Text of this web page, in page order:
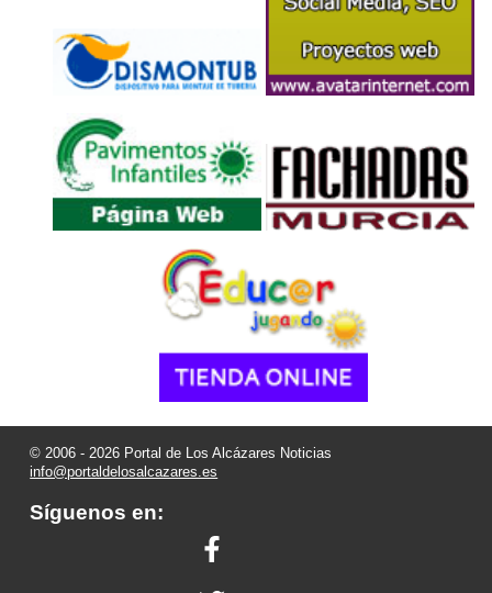
© 2006 - 2026 Portal de Los Alcázares Noticias
info@portaldelosalcazares.es
Síguenos en: